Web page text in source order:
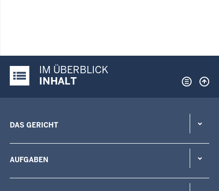
Justiz-Portal im Überblick:
IM ÜBERBLICK
INHALT
DAS GERICHT
AUFGABEN